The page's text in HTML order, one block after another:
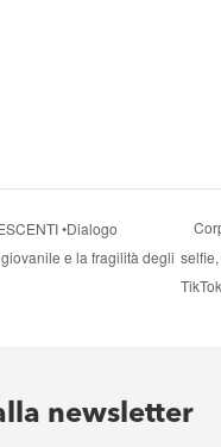
•Dialogo
e la fragilità degli
TikTok
newsletter